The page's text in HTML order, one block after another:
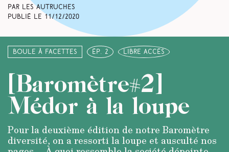
Par Les Autruches
Publié le 11/12/2020
Boule à facettes ép. 2 libre accès
[Baromètre#2]
Médor à la loupe
Pour la deuxième édition de notre Baromètre
diversité, on a ressorti la loupe et ausculté nos